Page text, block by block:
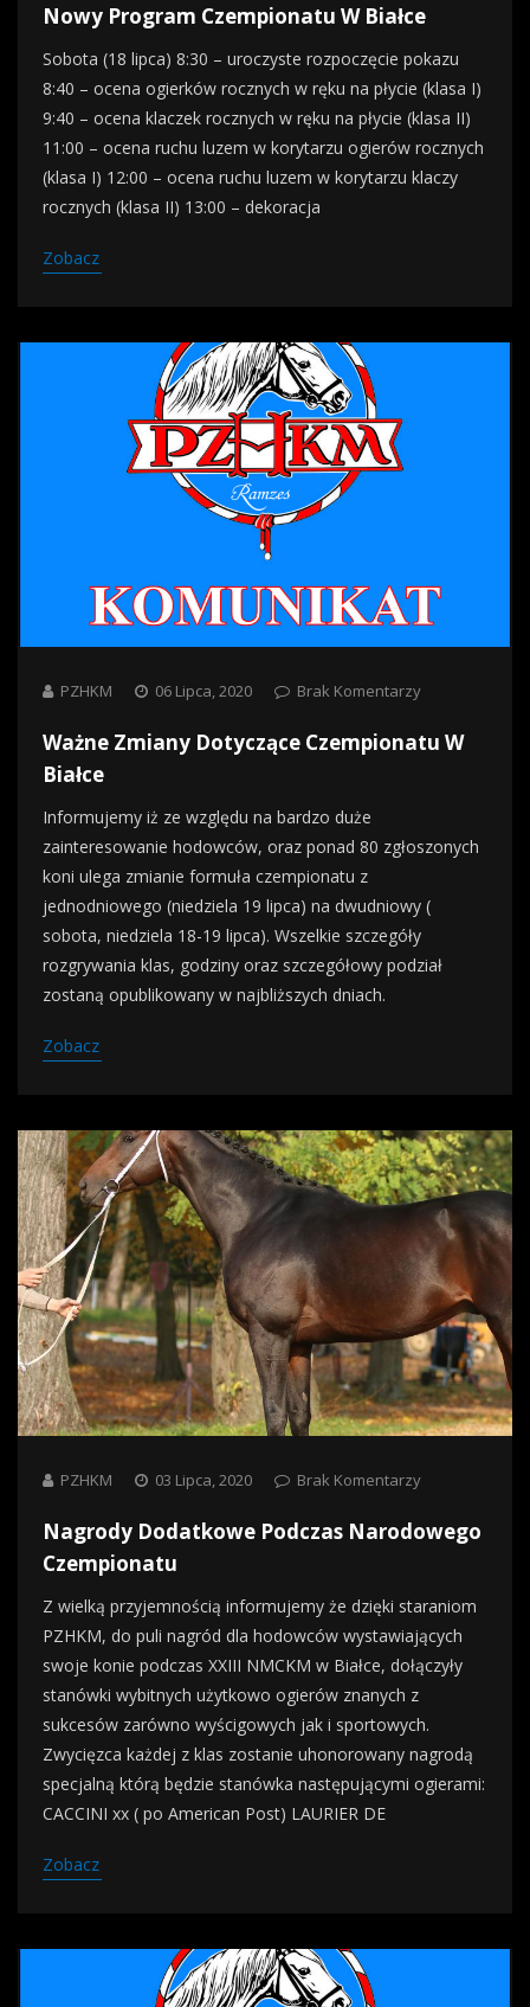
Nowy Program Czempionatu W Białce
Sobota (18 lipca) 8:30 – uroczyste rozpoczęcie pokazu
8:40 – ocena ogierków rocznych w ręku na płycie (klasa I)
9:40 – ocena klaczek rocznych w ręku na płycie (klasa II)
11:00 – ocena ruchu luzem w korytarzu ogierów rocznych
(klasa I) 12:00 – ocena ruchu luzem w korytarzu klaczy
rocznych (klasa II) 13:00 – dekoracja
Zobacz
PZHKM 06 Lipca, 2020 Brak Komentarzy
Ważne Zmiany Dotyczące Czempionatu W
Białce
Informujemy iż ze względu na bardzo duże
zainteresowanie hodowców, oraz ponad 80 zgłoszonych
koni ulega zmianie formuła czempionatu z
jednodniowego (niedziela 19 lipca) na dwudniowy (
sobota, niedziela 18-19 lipca). Wszelkie szczegóły
rozgrywania klas, godziny oraz szczegółowy podział
zostaną opublikowany w najbliższych dniach.
Zobacz
PZHKM 03 Lipca, 2020 Brak Komentarzy
Nagrody Dodatkowe Podczas Narodowego
Czempionatu
Z wielką przyjemnością informujemy że dzięki staraniom
PZHKM, do puli nagród dla hodowców wystawiających
swoje konie podczas XXIII NMCKM w Białce, dołączyły
stanówki wybitnych użytkowo ogierów znanych z
sukcesów zarówno wyścigowych jak i sportowych.
Zwycięzca każdej z klas zostanie uhonorowany nagrodą
specjalną którą będzie stanówka następującymi ogierami:
CACCINI xx ( po American Post) LAURIER DE
Zobacz